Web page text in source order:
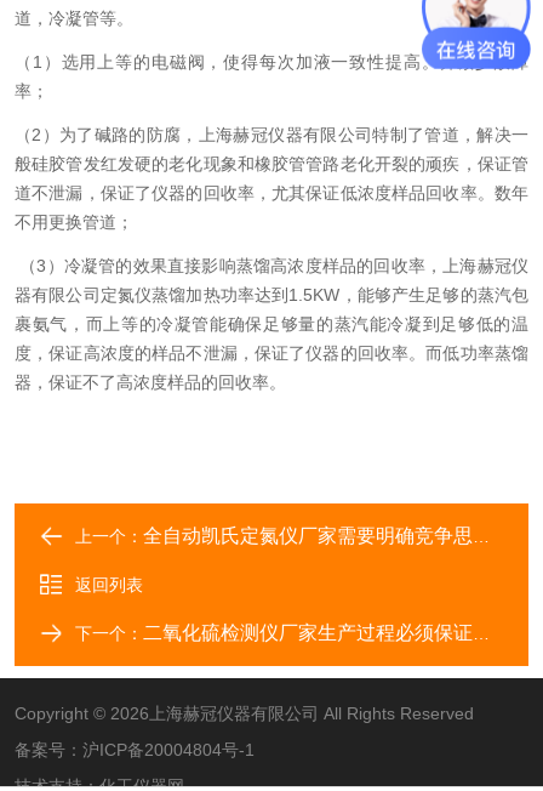
道，冷凝管等。
（1）选用上等的电磁阀，使得每次加液一致性提高。并减少故障
率；
（2）为了碱路的防腐，上海赫冠仪器有限公司特制了管道，解决一
般硅胶管发红发硬的老化现象和橡胶管管路老化开裂的顽疾，保证管
道不泄漏，保证了仪器的回收率，尤其保证低浓度样品回收率。数年
不用更换管道；
（3）冷凝管的效果直接影响蒸馏高浓度样品的回收率，上海赫冠仪
器有限公司定氮仪蒸馏加热功率达到1.5KW，能够产生足够的蒸汽包
裹氨气，而上等的冷凝管能确保足够量的蒸汽能冷凝到足够低的温
度，保证高浓度的样品不泄漏，保证了仪器的回收率。而低功率蒸馏
器，保证不了高浓度样品的回收率。
上一个： 全自动凯氏定氮仪厂家需要明确竞争思维，提高灵敏性
返回列表
下一个： 二氧化硫检测仪厂家生产过程必须保证质量与进度
Copyright © 2026上海赫冠仪器有限公司 All Rights Reserved
备案号： 沪ICP备20004804号-1
技术支持：化工仪器网